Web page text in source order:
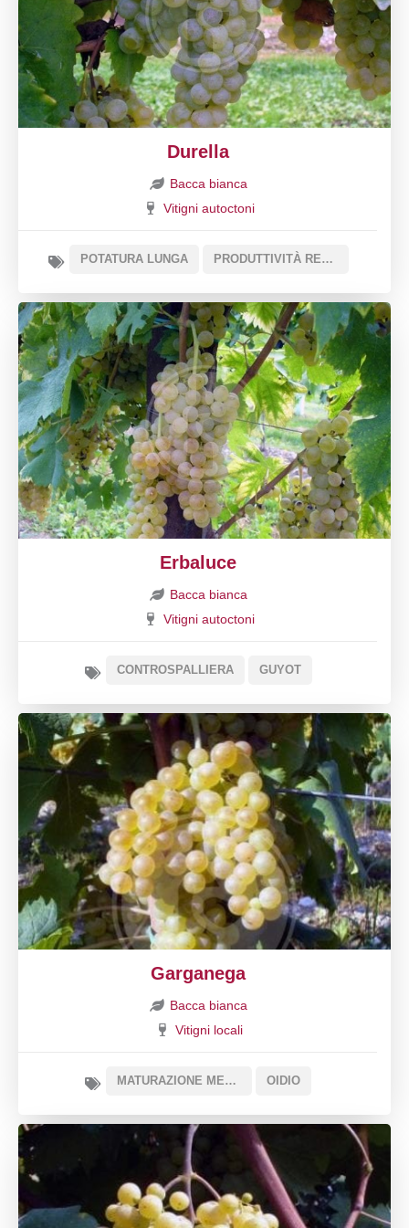
Durella
Bacca bianca
Vitigni autoctoni
POTATURA LUNGA PRODUTTIVITÀ REGOLARE
Erbaluce
Bacca bianca
Vitigni autoctoni
CONTROSPALLIERA GUYOT
Garganega
Bacca bianca
Vitigni locali
MATURAZIONE MEDIA OIDIO